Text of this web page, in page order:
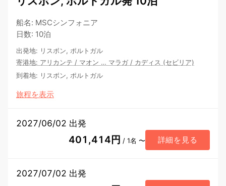
船名: MSCシンフォニア
日数: 10泊
出発地: リスボン, ポルトガル
寄港地: アリカンテ / マオン … マラガ / カディス (セビリア)
到着地: リスボン, ポルトガル
旅程を表示
2027/06/02 出発
401,414円 / 1名 〜 詳細を見る
2027/07/02 出発